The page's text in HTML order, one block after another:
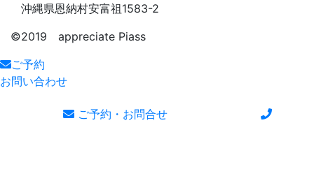
沖縄県恩納村安富祖1583-2
©️2019 appreciate Piass
ご予約
お問い合わせ
ご予約・お問合せ